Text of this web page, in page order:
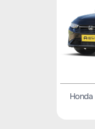
Honda